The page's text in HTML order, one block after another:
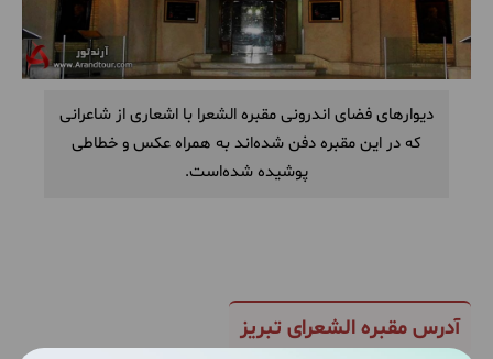
دیوارهای فضای اندرونی مقبره الشعرا با اشعاری از شاعرانی
که در این مقبره دفن شده‌اند به همراه عکس و خطاطی
پوشیده شده‌است.
آدرس مقبره الشعرای تبریز